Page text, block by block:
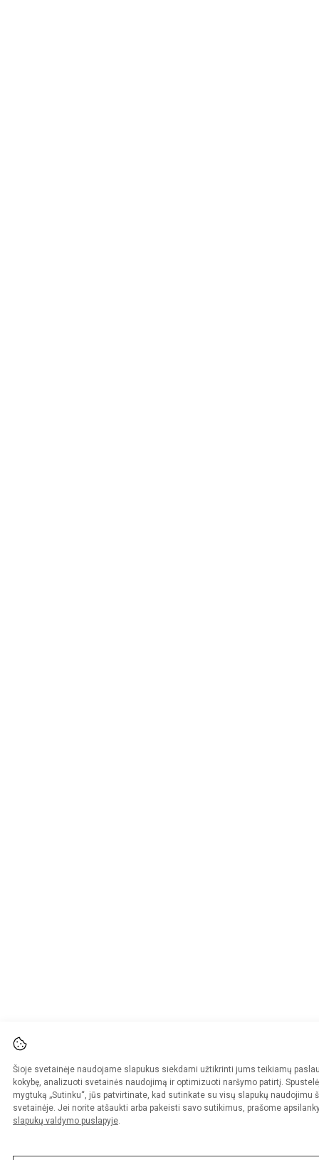
Šioje svetainėje naudojame slapukus siekdami užtikrinti jums teikiamų
kokybę, analizuoti svetainės naudojimą ir optimizuoti naršymo patirtį.
mygtuką „Sutinku“, jūs patvirtinate, kad sutinkate su visų slapukų naudojimu
svetainėje. Jei norite atšaukti arba pakeisti savo sutikimus, prašome
slapukų valdymo puslapyje.